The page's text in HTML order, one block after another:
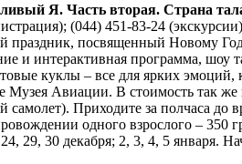
Я. Часть вторая. Страна
(044) 451-83-24
посвященный Новому
и интерактивная программа,
куклы – все для ярких эмоций,
Авиации. В стоимость так же
Приходите за полчаса до
одного взрослого – 350
29, 30 декабря; 2, 3, 4, 5 января.